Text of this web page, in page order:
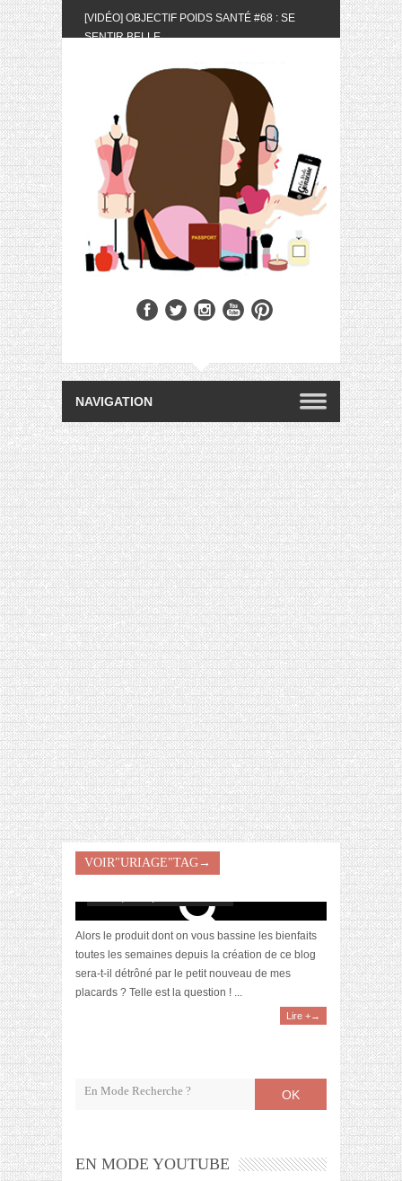
[VIDÉO] OBJECTIF POIDS SANTÉ #68 : SE
SENTIR BELLE
MOIS DE MAI 2024
[VIDÉO] UNBOXING : LES MY LITTLE &
BIOTYFULL BOX DU MOIS DE MAI 2024 FEAT.
AKILA
[VIDÉO] LA SÉLECTION DU MOIS #AVRIL2024
[VIDÉO] QUITOQUE #10 : MEAL PREP &
CONVIVIALITÉ
[VIDÉO] UNBOXING : LES MY LITTLE &
BIOTYFULL BOX DU MOIS D’AVRIL 2024
FEAT. AKILA
[VIDÉO] OBJECTIF POIDS SANTÉ #67 : L’AVIS
[VIDÉO] UNBOXING : LES MY LITTLE &
[VIDÉO] LA SÉLECTION DU MOIS
#JANVIER2024
RECETTES RISOTTO
VOIR"URIAGE"TAG→
La battle des masques apaisant : Avène VS
Uriage
Alors le produit dont on vous bassine les bienfaits
toutes les semaines depuis la création de ce blog
sera-t-il détrôné par le petit nouveau de mes
placards ? Telle est la question ! ...
Lire +→
OK
EN MODE YOUTUBE